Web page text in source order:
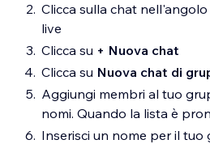
Clicca sulla chat
live
Clicca su + Nuova chat
Clicca su Nuova chat di
Aggiungi membri al tuo
nomi. Quando la lista è
Inserisci un nome per il tuo